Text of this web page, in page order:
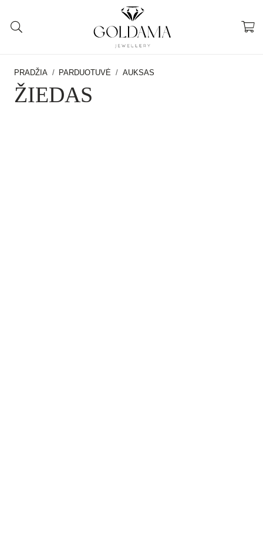
PRADŽIA / PARDUOTUVĖ / AUKSAS
ŽIEDAS